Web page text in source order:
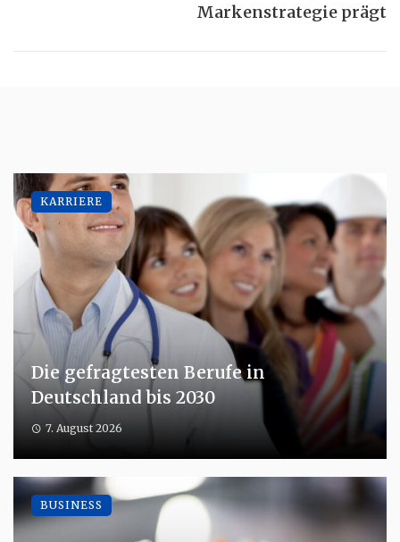
Markenstrategie prägt
Die gefragtesten Berufe in
Deutschland bis 2030
7. August 2026
KARRIERE
BUSINESS